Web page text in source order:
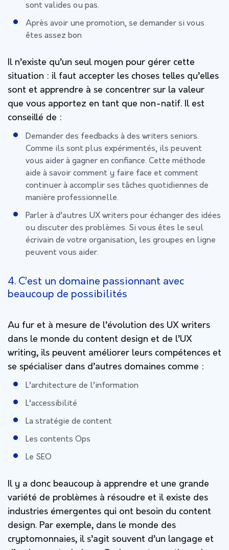
sont valides ou pas.
Après avoir une promotion, se demander si vous
êtes assez bon
Il n’existe qu’un seul moyen pour gérer cette
situation : il faut accepter les choses telles qu’elles
sont et apprendre à se concentrer sur la valeur
que vous apportez en tant que non-natif. Il est
conseillé de :
Demander des feedbacks à des writers seniors.
Comme ils sont plus expérimentés, ils peuvent
vous aider à gagner en confiance. Cette méthode
aide à savoir comment y faire face et comment
continuer à accomplir ses tâches quotidiennes de
manière professionnelle.
Parler à d’autres UX writers pour échanger des idées
ou discuter des problèmes. Si vous êtes le seul
écrivain de votre organisation, les groupes en ligne
peuvent vous aider.
4. C’est un domaine passionnant avec
beaucoup de possibilités
Au fur et à mesure de l’évolution des UX writers
dans le monde du content design et de l’UX
writing, ils peuvent améliorer leurs compétences et
se spécialiser dans d’autres domaines comme :
L’architecture de l’information
L’accessibilité
La stratégie de content
Les contents Ops
Le SEO
Il y a donc beaucoup à apprendre et une grande
variété de problèmes à résoudre et il existe des
industries émergentes qui ont besoin du content
design. Par exemple, dans le monde des
cryptomonnaies, il s’agit souvent d’un langage et